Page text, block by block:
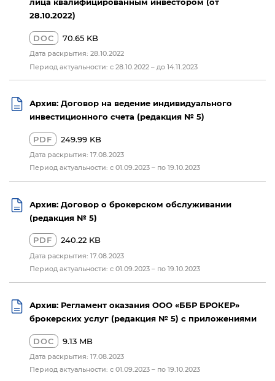
28.10.2022)
DOC 70.65 KB
Дата раскрытия: 28.10.2022
Период актуальности: с 28.10.2022 – до 14.11.2023
Архив: Договор на ведение индивидуального
инвестиционного счета (редакция № 5)
PDF 249.99 KB
Дата раскрытия: 17.08.2023
Период актуальности: с 01.09.2023 – по 19.10.2023
Архив: Договор о брокерском обслуживании
(редакция № 5)
PDF 240.22 KB
Дата раскрытия: 17.08.2023
Период актуальности: с 01.09.2023 – по 19.10.2023
Архив: Регламент оказания ООО «ББР БРОКЕР»
брокерских услуг (редакция № 5) с приложениями
DOC 9.13 MB
Дата раскрытия: 17.08.2023
Период актуальности: с 01.09.2023 – по 19.10.2023